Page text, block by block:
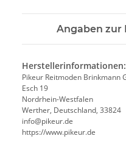
Angaben
Herstellerinformationen:
Pikeur Reitmoden Brinkmann
Esch 19
Nordrhein-Westfalen
Werther, Deutschland, 33824
info@pikeur.de
https://www.pikeur.de